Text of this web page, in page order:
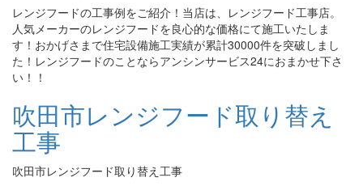
レンジフードの工事例をご紹介！当店は、レンジフード工事店。
人気メーカーのレンジフードを良心的な価格にて施工いたしま
す！おかげさまで住宅設備施工実績が累計30000件を突破しまし
た！レンジフードのことならアンシンサービス24におまかせ下さ
い！！
吹田市レンジフード取り替え
工事
吹田市レンジフード取り替え工事